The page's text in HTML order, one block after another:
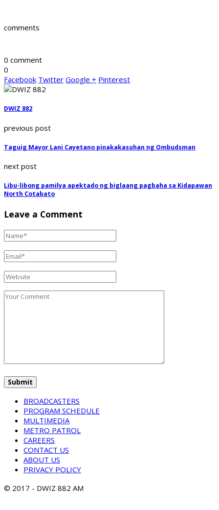
comments
0 comment
0
Facebook Twitter Google + Pinterest
DWIZ 882
previous post
Taguig Mayor Lani Cayetano pinakakasuhan ng Ombudsman
next post
Libu-libong pamilya apektado ng biglaang pagbaha sa Kidapawan
North Cotabato
Leave a Comment
BROADCASTERS
PROGRAM SCHEDULE
MULTIMEDIA
METRO PATROL
CAREERS
CONTACT US
ABOUT US
PRIVACY POLICY
© 2017 - DWIZ 882 AM